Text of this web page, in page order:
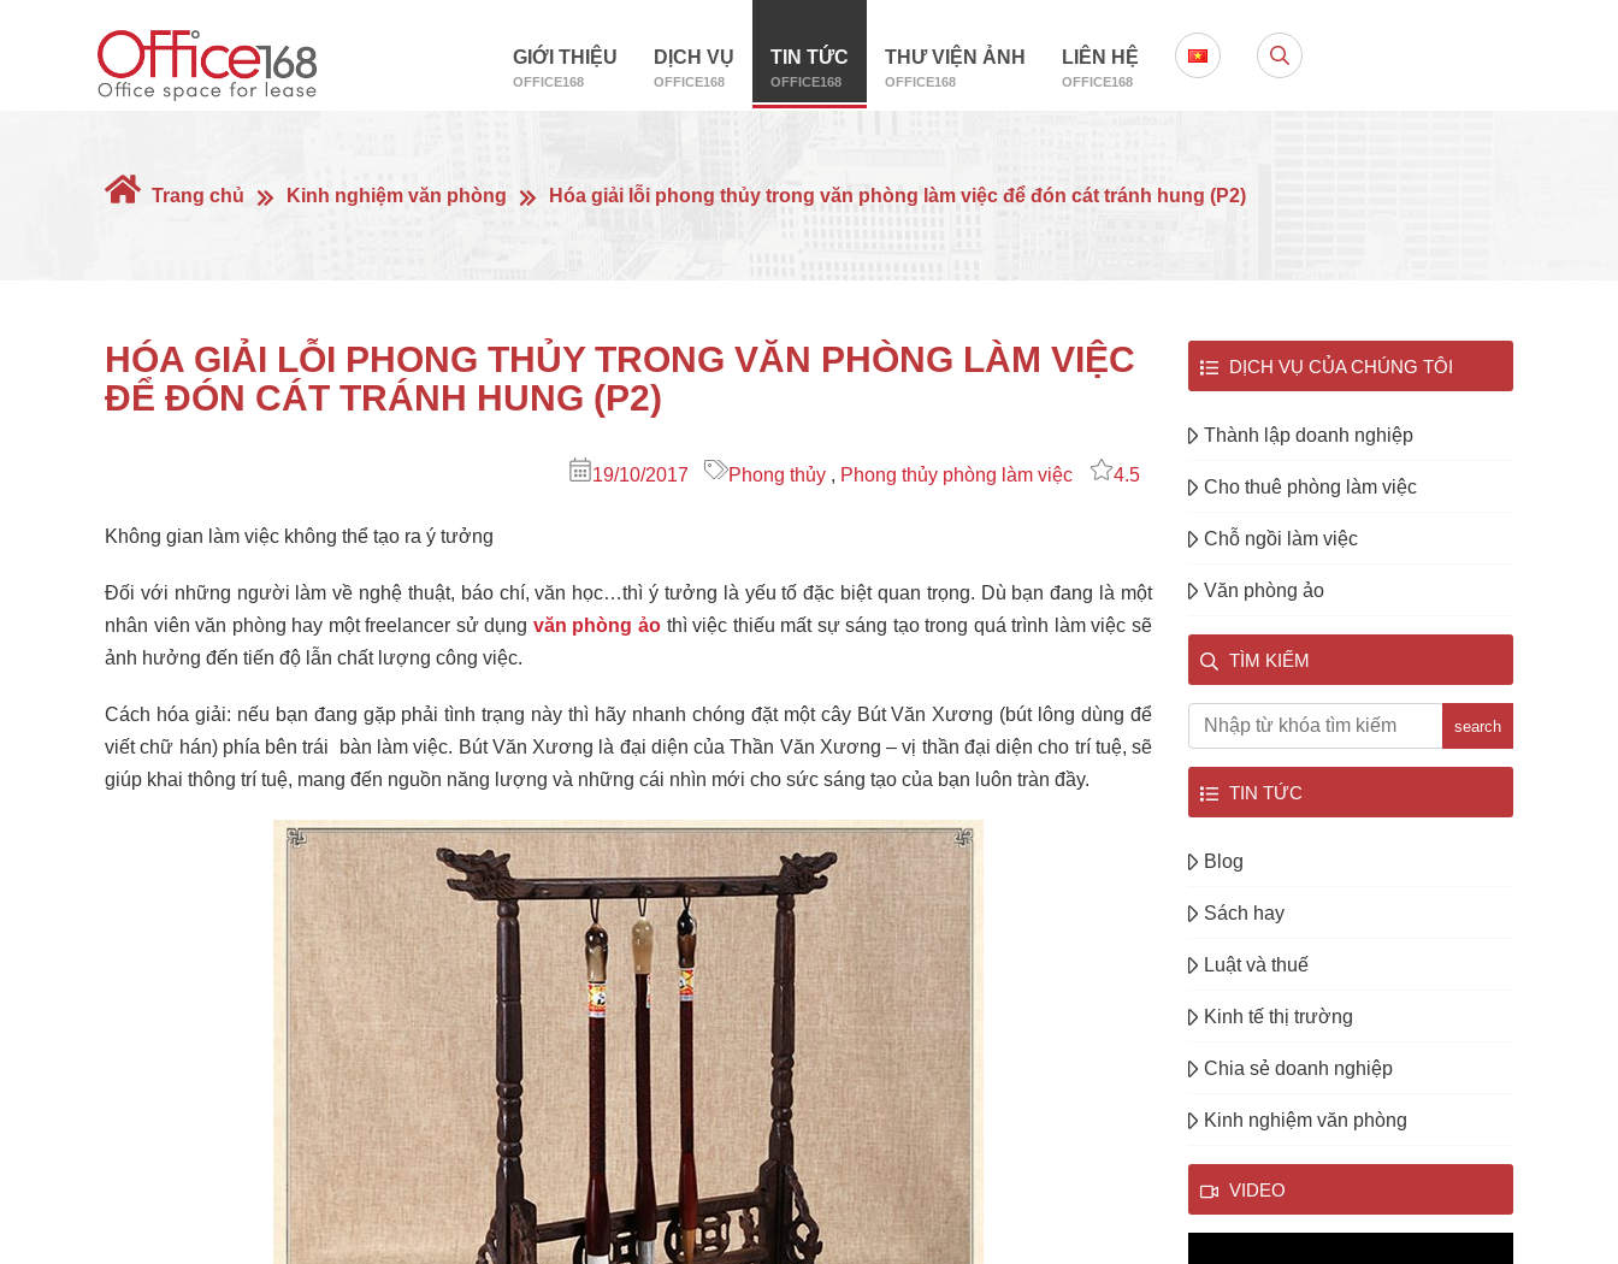
GIỚI THIỆU
OFFICE168
DỊCH VỤ
OFFICE168
TIN TỨC
OFFICE168
THƯ VIỆN ẢNH
OFFICE168
LIÊN HỆ
OFFICE168
Trang chủ Kinh nghiệm văn phòng Hóa giải lỗi phong thủy trong văn phòng làm việc để đón cát tránh hung (P2)
HÓA GIẢI LỖI PHONG THỦY TRONG VĂN PHÒNG LÀM VIỆC
ĐỂ ĐÓN CÁT TRÁNH HUNG (P2)
19/10/2017 Phong thủy , Phong thủy phòng làm việc 4.5
Không gian làm việc không thể tạo ra ý tưởng
Đối với những người làm về nghệ thuật, báo chí, văn học…thì ý tưởng là yếu tố đặc biệt quan trọng. Dù bạn đang là một
nhân viên văn phòng hay một freelancer sử dụng văn phòng ảothì việc thiếu mất sự sáng tạo trong quá trình làm việc sẽ
ảnh hưởng đến tiến độ lẫn chất lượng công việc.
Cách hóa giải: nếu bạn đang gặp phải tình trạng này thì hãy nhanh chóng đặt một cây Bút Văn Xương (bút lông dùng để
viết chữ hán) phía bên trái bàn làm việc. Bút Văn Xương là đại diện của Thần Văn Xương – vị thần đại diện cho trí tuệ, sẽ
giúp khai thông trí tuệ, mang đến nguồn năng lượng và những cái nhìn mới cho sức sáng tạo của bạn luôn tràn đầy.
DỊCH VỤ CỦA CHÚNG TÔI
Thành lập doanh nghiệp
Cho thuê phòng làm việc
Chỗ ngồi làm việc
Văn phòng ảo
TÌM KIẾM
search
TIN TỨC
Blog
Sách hay
Luật và thuế
Kinh tế thị trường
Chia sẻ doanh nghiệp
Kinh nghiệm văn phòng
VIDEO